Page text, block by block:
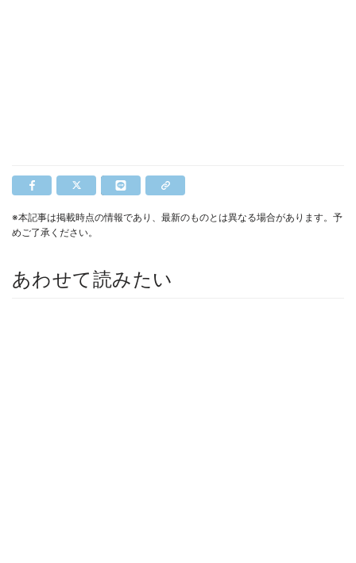
※本記事は掲載時点の情報であり、最新のものとは異なる場合があります。予
めご了承ください。
あわせて読みたい